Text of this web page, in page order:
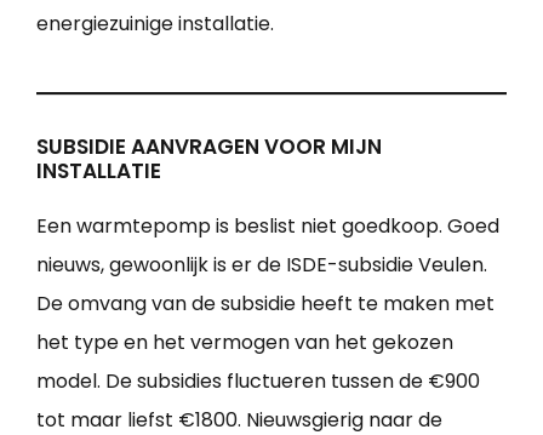
energiezuinige installatie.
SUBSIDIE AANVRAGEN VOOR MIJN
INSTALLATIE
Een warmtepomp is beslist niet goedkoop. Goed
nieuws, gewoonlijk is er de ISDE-subsidie Veulen.
De omvang van de subsidie heeft te maken met
het type en het vermogen van het gekozen
model. De subsidies fluctueren tussen de €900
tot maar liefst €1800. Nieuwsgierig naar de